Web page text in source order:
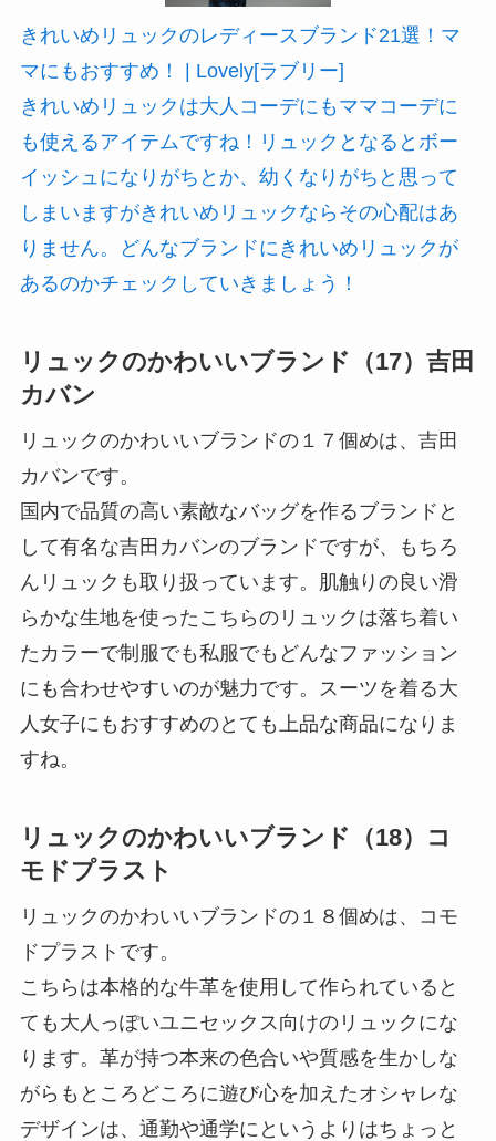
きれいめリュックのレディースブランド21選！マ
マにもおすすめ！ | Lovely[ラブリー]
きれいめリュックは大人コーデにもママコーデに
も使えるアイテムですね！リュックとなるとボー
イッシュになりがちとか、幼くなりがちと思って
しまいますがきれいめリュックならその心配はあ
りません。どんなブランドにきれいめリュックが
あるのかチェックしていきましょう！
リュックのかわいいブランド（17）吉田
カバン
リュックのかわいいブランドの１７個めは、吉田
カバンです。
国内で品質の高い素敵なバッグを作るブランドと
して有名な吉田カバンのブランドですが、もちろ
んリュックも取り扱っています。肌触りの良い滑
らかな生地を使ったこちらのリュックは落ち着い
たカラーで制服でも私服でもどんなファッション
にも合わせやすいのが魅力です。スーツを着る大
人女子にもおすすめのとても上品な商品になりま
すね。
リュックのかわいいブランド（18）コ
モドプラスト
リュックのかわいいブランドの１８個めは、コモ
ドプラストです。
こちらは本格的な牛革を使用して作られていると
ても大人っぽいユニセックス向けのリュックにな
ります。革が持つ本来の色合いや質感を生かしな
がらもところどころに遊び心を加えたオシャレな
デザインは、通勤や通学にというよりはちょっと